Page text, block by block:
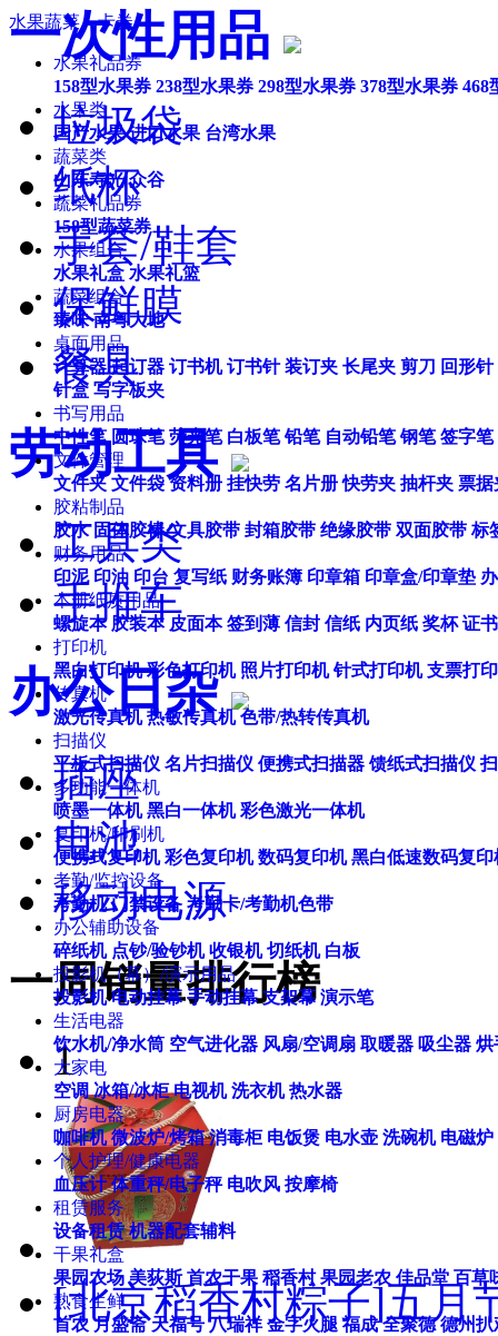
水果蔬菜、卡券
水果礼品券
158型水果券 238型水果券 298型水果券 378型水果券 468
水果类
国产水果 进口水果 台湾水果
蔬菜类
山东寿光 众谷
蔬菜礼品券
158型蔬菜券
水果组合
水果礼盒 水果礼篮
蔬菜组合
臻味 南粤大地
桌面用品
计算器 起订器 订书机 订书针 装订夹 长尾夹 剪刀 回形针
针盒 写字板夹
书写用品
中性笔 圆珠笔 荧光笔 白板笔 铅笔 自动铅笔 钢笔 签字笔
文件管理
文件夹 文件袋 资料册 挂快劳 名片册 快劳夹 抽杆夹 票据
胶粘制品
胶水 固体胶棒 文具胶带 封箱胶带 绝缘胶带 双面胶带 标
财务用品
印泥 印油 印台 复写纸 财务账簿 印章箱 印章盒/印章垫
本册纸质用品
螺旋本 胶装本 皮面本 签到薄 信封 信纸 内页纸 奖杯 证书
打印机
黑白打印机 彩色打印机 照片打印机 针式打印机 支票打
传真机
激光传真机 热敏传真机 色带/热转传真机
扫描仪
平板式扫描仪 名片扫描仪 便携式扫描器 馈纸式扫描仪
多功能一体机
喷墨一体机 黑白一体机 彩色激光一体机
复印机/印刷机
便携式复印机 彩色复印机 数码复印机 黑白低速数码复印
考勤/监控设备
考勤机 门禁设备 考勤卡/考勤机色带
办公辅助设备
碎纸机 点钞/验钞机 收银机 切纸机 白板
投影机（幕）/演示用品
投影机 电动挂幕 手动挂幕 支架幕 演示笔
生活电器
饮水机/净水筒 空气进化器 风扇/空调扇 取暖器 吸尘器 烘
大家电
空调 冰箱/冰柜 电视机 洗衣机 热水器
厨房电器
咖啡机 微波炉/烤箱 消毒柜 电饭煲 电水壶 洗碗机 电磁炉
个人护理/健康电器
血压计 体重秤/电子秤 电吹风 按摩椅
租赁服务
设备租赁 机器配套辅料
干果礼盒
果园农场 美荻斯 首农干果 稻香村 果园老农 佳品堂 百草
熟食生鲜
首农 月盛斋 天福号 八瑞祥 金字火腿 福成 全聚德 德州扒
一次性用品
垃圾袋
纸杯
手套/鞋套
保鲜膜
餐具
劳动工具
工具类
手推车
办公日杂
插座
电池
移动电源
一周销量排行榜
1
[北京稻香村粽子]五月